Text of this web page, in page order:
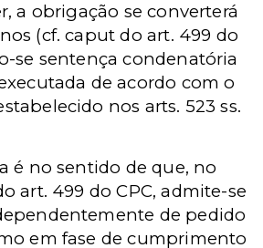
a obrigação se converterá
(cf. caput do art. 499 do
se sentença condenatória
de acordo com o
nos arts. 523 ss.
é no sentido de que, no
art. 499 do CPC, admite-se
de pedido
em fase de cumprimento